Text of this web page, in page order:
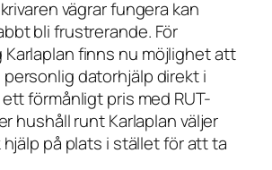
vägrar fungera kan
bli frustrerande. För
Karlaplan finns nu möjlighet att
datorhjälp direkt i
förmånligt pris med RUT-
hushåll runt Karlaplan väljer
på plats i stället för att ta